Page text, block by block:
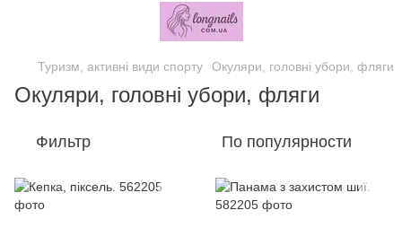
Туризм, активні види спорту Окуляри, головні убори, фляги
Окуляри, головні убори, фляги
Фильтр По популярности